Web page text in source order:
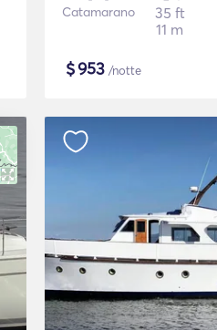
Catamarano
35 ft
11 m
$953 /notte